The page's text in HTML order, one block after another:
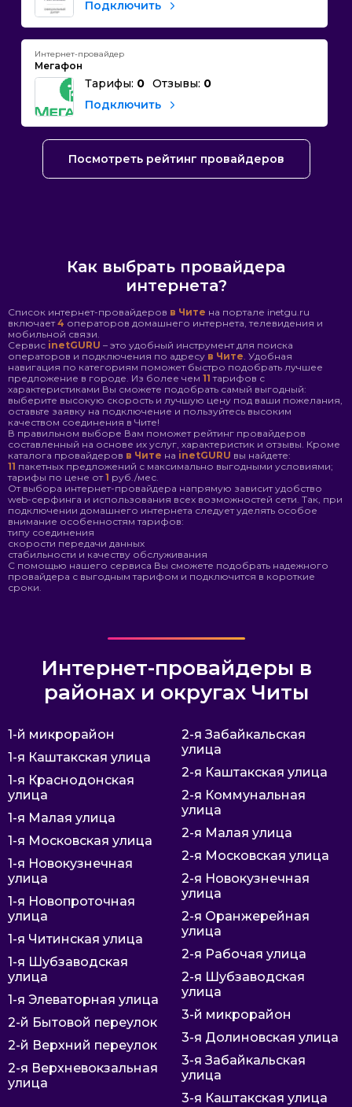
Подключить
Интернет-провайдер
Мегафон
Тарифы: 0 Отзывы: 0
Подключить
Посмотреть рейтинг провайдеров
Как выбрать провайдера
интернета?
Список интернет-провайдеров в Чите на портале inetgu.ru
включает4 операторов домашнего интернета, телевидения и
мобильной связи.
Сервис inetGURU – это удобный инструмент для поиска
операторов и подключения по адресу в Чите. Удобная
навигация по категориям поможет быстро подобрать лучшее
предложение в городе. Из более чем 11 тарифов с
характеристиками Вы сможете подобрать самый выгодный:
выберите высокую скорость и лучшую цену под ваши пожелания,
оставьте заявку на подключение и пользуйтесь высоким
качеством соединения в Чите!
В правильном выборе Вам поможет рейтинг провайдеров
составленный на основе их услуг, характеристик и отзывы. Кроме
каталога провайдеров в Чите на inetGURU вы найдете:
11 пакетных предложений с максимально выгодными условиями;
тарифы по цене от1 руб./мес.
От выбора интернет-провайдера напрямую зависит удобство
web-серфинга и использования всех возможностей сети. Так, при
подключении домашнего интернета следует уделять особое
внимание особенностям тарифов:
типу соединения
скорости передачи данных
стабильности и качеству обслуживания
С помощью нашего сервиса Вы сможете подобрать надежного
провайдера с выгодным тарифом и подключится в короткие
сроки.
Интернет-провайдеры в
районах и округах Читы
1-й микрорайон
1-я Каштакская улица
1-я Краснодонская
улица
1-я Малая улица
1-я Московская улица
1-я Новокузнечная
улица
1-я Новопроточная
улица
1-я Читинская улица
1-я Шубзаводская
улица
1-я Элеваторная улица
2-й Бытовой переулок
2-й Верхний переулок
2-я Верхневокзальная
улица
2-я Забайкальская
улица
2-я Каштакская улица
2-я Коммунальная
улица
2-я Малая улица
2-я Московская улица
2-я Новокузнечная
улица
2-я Оранжерейная
улица
2-я Рабочая улица
2-я Шубзаводская
улица
3-й микрорайон
3-я Долиновская улица
3-я Забайкальская
улица
3-я Каштакская улица